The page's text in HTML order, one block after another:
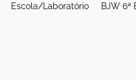
Escola/Laboratório BJW 6ª